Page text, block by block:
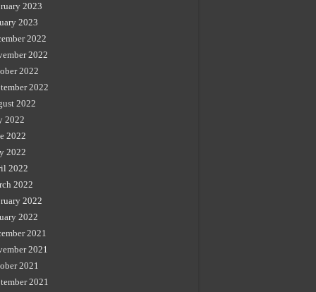
2023
2023
2022
2022
2022
2022
2022
2022
2022
2022
2022
2022
2022
2022
2021
2021
2021
2021